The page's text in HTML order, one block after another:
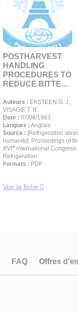
POSTHARVEST
HANDLING
PROCEDURES TO
REDUCE BITTE...
Auteurs : EKSTEEN G. J.,
VISAGIE T. R.
Date : 07/08/1983
Langues : Anglais
Source : [Refrigeration
humanity]. Proceedings of
XVI th international Congress
Refrigeration.
Formats : PDF
Voir la fiche
FAQ Offres